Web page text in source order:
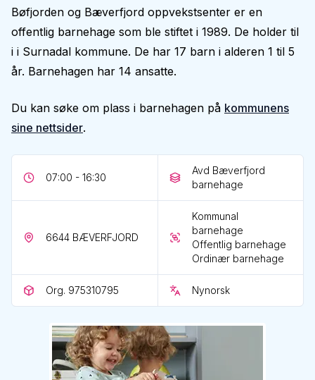
Bøfjorden og Bæverfjord oppvekstsenter er en
offentlig barnehage som ble stiftet i 1989. De holder til
i i Surnadal kommune. De har 17 barn i alderen 1 til 5
år. Barnehagen har 14 ansatte.
Du kan søke om plass i barnehagen på kommunens
sine nettsider.
07:00 - 16:30
Avd Bæverfjord
barnehage
6644 BÆVERFJORD
Kommunal
barnehage
Offentlig barnehage
Ordinær barnehage
Org. 975310795 Nynorsk